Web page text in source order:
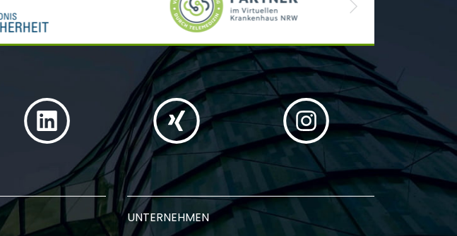
Next
UNTERNEHMEN